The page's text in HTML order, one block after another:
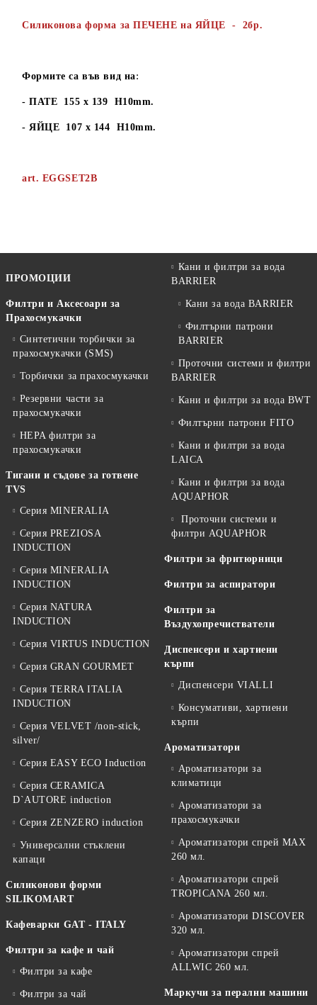
Силиконова форма за ПЕЧЕНЕ на ЯЙЦЕ - 2бр.
Формите са във вид на:
- ПАТЕ 155 х 139 H10mm.
- ЯЙЦЕ 107 x 144 H10mm.
art. EGGSET2B
ПРОМОЦИИ
Филтри и Аксесоари за
Прахосмукачки
Синтетични торбички за
прахосмукачки (SMS)
Торбички за прахосмукачки
Резервни части за
прахосмукачки
HEPA филтри за
прахосмукачки
Тигани и съдове за готвене
TVS
Серия MINERALIA
Серия PREZIOSA
INDUCTION
Серия MINERALIA
INDUCTION
Серия NATURA
INDUCTION
Серия VIRTUS INDUCTION
Серия GRAN GOURMET
Серия TERRA ITALIA
INDUCTION
Серия VELVET /non-stick,
silver/
Серия EASY ECO Induction
Серия CERAMICA
D`AUTORE induction
Серия ZENZERO induction
Универсални стъклени
капаци
Силиконови форми
SILIKOMART
Кафеварки GAT - ITALY
Филтри за кафе и чай
Филтри за кафе
Филтри за чай
Кани и филтри за вода
BARRIER
Кани за вода BARRIER
Филтърни патрони
BARRIER
Проточни системи и филтри
BARRIER
Кани и филтри за вода BWT
Филтърни патрони FITO
Кани и филтри за вода
LAICA
Кани и филтри за вода
AQUAPHOR
Проточни системи и
филтри AQUAPHOR
Филтри за фритюрници
Филтри за аспиратори
Филтри за
Въздухопречистватели
Диспенсери и хартиени
кърпи
Диспенсери VIALLI
Консумативи, хартиени
кърпи
Ароматизатори
Ароматизатори за
климатици
Ароматизатори за
прахосмукачки
Ароматизатори спрей MAX
260 мл.
Ароматизатори спрей
TROPICANA 260 мл.
Ароматизатори DISCOVER
320 мл.
Ароматизатори спрей
ALLWIC 260 мл.
Маркучи за перални машини